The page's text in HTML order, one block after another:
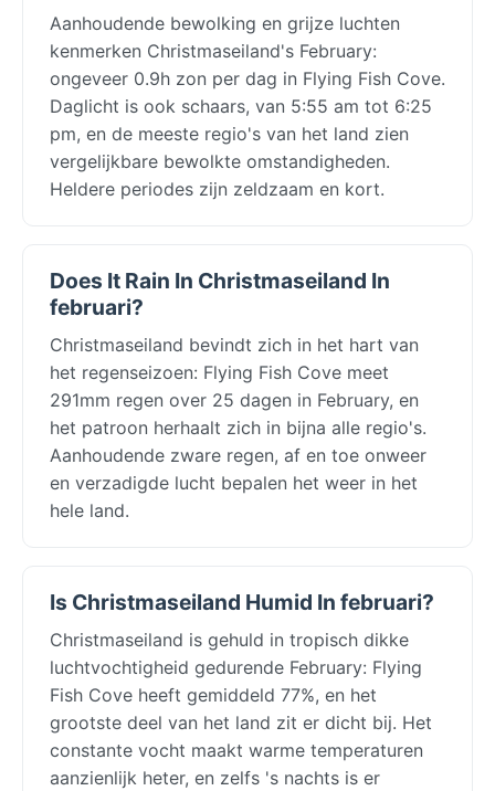
Aanhoudende bewolking en grijze luchten
kenmerken Christmaseiland's February:
ongeveer 0.9h zon per dag in Flying Fish Cove.
Daglicht is ook schaars, van 5:55 am tot 6:25
pm, en de meeste regio's van het land zien
vergelijkbare bewolkte omstandigheden.
Heldere periodes zijn zeldzaam en kort.
Does It Rain In Christmaseiland In
februari?
Christmaseiland bevindt zich in het hart van
het regenseizoen: Flying Fish Cove meet
291mm regen over 25 dagen in February, en
het patroon herhaalt zich in bijna alle regio's.
Aanhoudende zware regen, af en toe onweer
en verzadigde lucht bepalen het weer in het
hele land.
Is Christmaseiland Humid In februari?
Christmaseiland is gehuld in tropisch dikke
luchtvochtigheid gedurende February: Flying
Fish Cove heeft gemiddeld 77%, en het
grootste deel van het land zit er dicht bij. Het
constante vocht maakt warme temperaturen
aanzienlijk heter, en zelfs 's nachts is er